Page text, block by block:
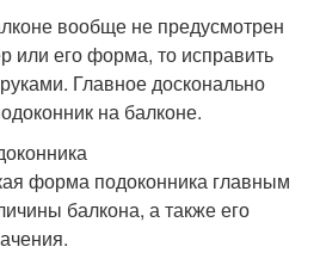
вообще не предусмотрен
или его форма, то исправить
Главное досконально
на балконе.
форма подоконника главным
балкона, а также его